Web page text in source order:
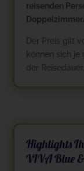
reisenden
Der Preis gilt
können sich je
der
Highlights
VIVA Blue